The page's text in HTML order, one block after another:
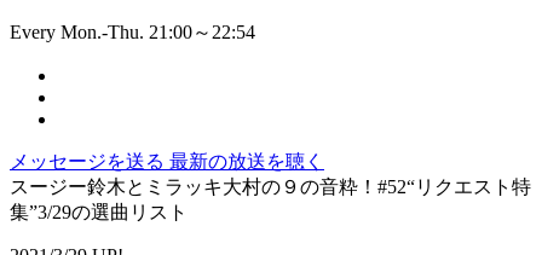
Every Mon.-Thu. 21:00～22:54
メッセージを送る 最新の放送を聴く
スージー鈴木とミラッキ大村の９の音粋！#52“リクエスト特
集”3/29の選曲リスト